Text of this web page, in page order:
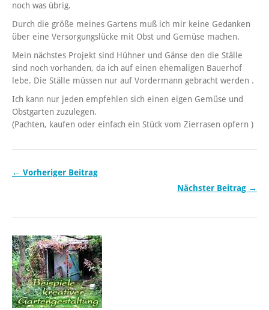
noch was übrig.
Durch die größe meines Gartens muß ich mir keine Gedanken
über eine Versorgungslücke mit Obst und Gemüse machen.
Mein nächstes Projekt sind Hühner und Gänse den die Ställe
sind noch vorhanden, da ich auf einen ehemaligen Bauerhof
lebe. Die Ställe müssen nur auf Vordermann gebracht werden .
Ich kann nur jeden empfehlen sich einen eigen Gemüse und
Obstgarten zuzulegen.
(Pachten, kaufen oder einfach ein Stück vom Zierrasen opfern )
← Vorheriger Beitrag
Nächster Beitrag →